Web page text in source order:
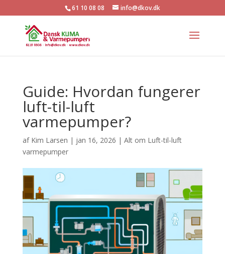
61 10 08 08 info@dkov.dk
Guide: Hvordan fungerer
luft-til-luft
varmepumper?
af Kim Larsen | jan 16, 2026 | Alt om Luft-til-luft
varmepumper